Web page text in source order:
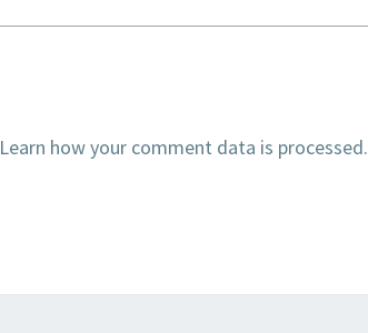
Learn how your comment data is processed.